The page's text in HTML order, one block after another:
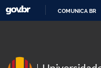
COMUNICA BR